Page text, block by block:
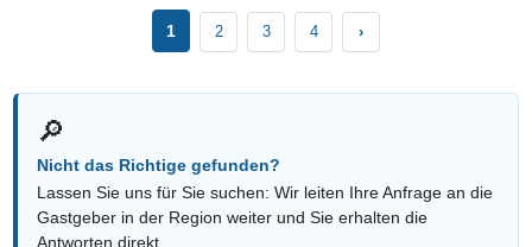
1 2 3 4 ›
🔎
Nicht das Richtige gefunden?
Lassen Sie uns für Sie suchen: Wir leiten Ihre Anfrage an die
Gastgeber in der Region weiter und Sie erhalten die
Antworten direkt.